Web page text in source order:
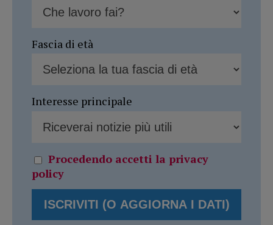
Fascia di età
Interesse principale
Procedendo accetti la privacy
policy